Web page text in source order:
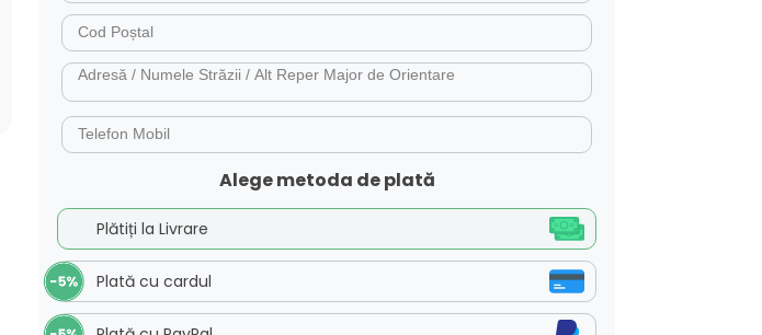
Alege metoda de plată
Plătiți la Livrare
Plată cu cardul